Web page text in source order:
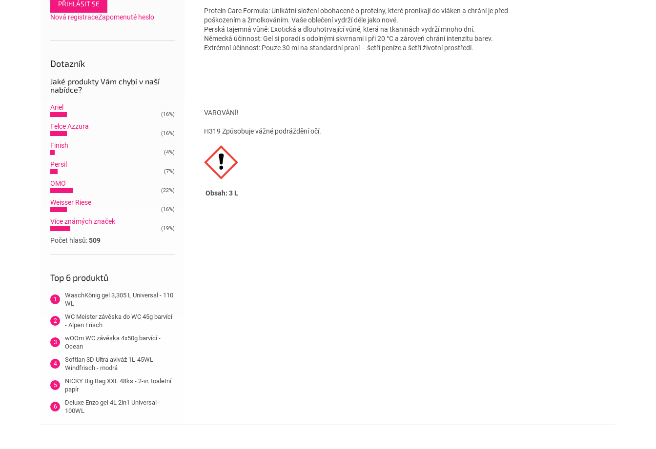
PŘIHLÁSIT SE
Nová registraceZapomenuté heslo
Dotazník
Jaké produkty Vám chybí v naší
nabídce?
Ariel
(16%)
Felce Azzura
(16%)
Finish
(4%)
Persil
(7%)
OMO
(22%)
Weisser Riese
(16%)
Více známých značek
(19%)
Počet hlasů:509
Top 6 produktů
WaschKönig gel 3,305 L Universal - 110
WL
WC Meister závěska do WC 45g barvící
- Alpen Frisch
wOOm WC závěska 4x50g barvící -
Ocean
Softlan 3D Ultra aviváž 1L-45WL
Windfrisch - modrá
NICKY Big Bag XXL 48ks - 2-vr. toaletní
papír
Deluxe Enzo gel 4L 2in1 Universal -
100WL
Protein Care Formula: Unikátní složení obohacené o proteiny, které pronikají do vláken a chrání je před
poškozením a žmolkováním. Vaše oblečení vydrží déle jako nové.
Perská tajemná vůně: Exotická a dlouhotrvající vůně, která na tkaninách vydrží mnoho dní.
Německá účinnost: Gel si poradí s odolnými skvrnami i při 20 °C a zároveň chrání intenzitu barev.
Extrémní účinnost: Pouze 30 ml na standardní praní – šetří peníze a šetří životní prostředí.
VAROVÁNÍ!
H319 Způsobuje vážné podráždění očí.
Obsah: 3 L